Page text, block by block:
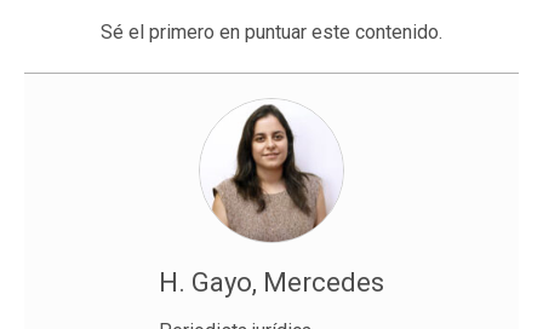
Sé el primero en puntuar este contenido.
H. Gayo, Mercedes